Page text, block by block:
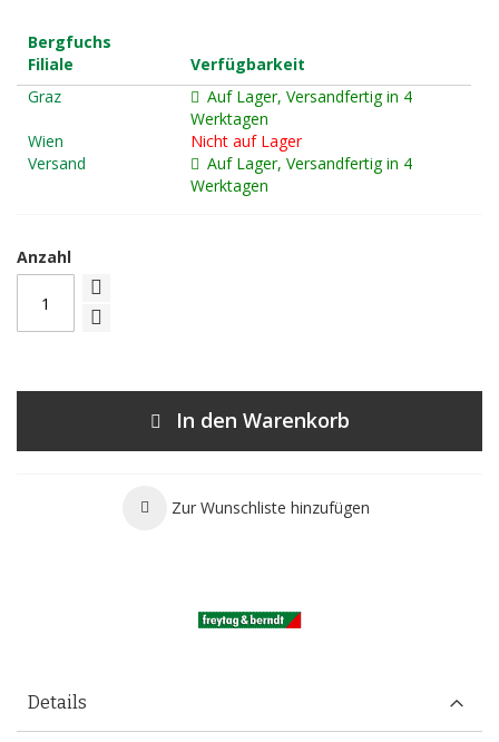
Bergfuchs
Filiale
Verfügbarkeit
Graz
Auf Lager, Versandfertig in 4
Werktagen
Wien
Nicht auf Lager
Versand
Auf Lager, Versandfertig in 4
Werktagen
Anzahl
In den Warenkorb
Zur Wunschliste hinzufügen
Details